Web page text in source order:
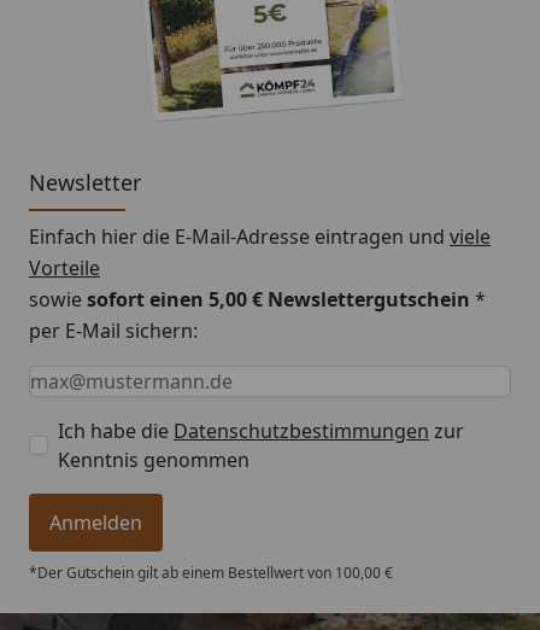
Newsletter
Einfach hier die E-Mail-Adresse eintragen und viele
Vorteile
sowiesofort einen 5,00 € Newslettergutschein *
per E-Mail sichern:
Keine Eingabe erforderlich
Eingabe erforderlich
E-Mail *
Ich habe die Datenschutzbestimmungen zur
Kenntnis genommen
Anmelden
*Der Gutschein gilt ab einem Bestellwert von 100,00 €